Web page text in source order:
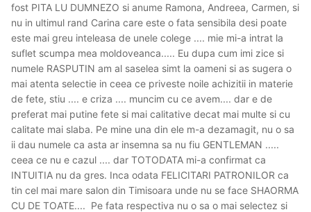
fost PITA LU DUMNEZO si anume Ramona, Andreea, Carmen, si
nu in ultimul rand Carina care este o fata sensibila desi poate
este mai greu inteleasa de unele colege .... mie mi-a intrat la
suflet scumpa mea moldoveanca..... Eu dupa cum imi zice si
numele RASPUTIN am al saselea simt la oameni si as sugera o
mai atenta selectie in ceea ce priveste noile achizitii in materie
de fete, stiu .... e criza .... muncim cu ce avem.... dar e de
preferat mai putine fete si mai calitative decat mai multe si cu
calitate mai slaba. Pe mine una din ele m-a dezamagit, nu o sa
ii dau numele ca asta ar insemna sa nu fiu GENTLEMAN .....
ceea ce nu e cazul .... dar TOTODATA mi-a confirmat ca
INTUITIA nu da gres. Inca odata FELICITARI PATRONILOR ca
tin cel mai mare salon din Timisoara unde nu se face SHAORMA
CU DE TOATE.... Pe fata respectiva nu o sa o mai selectez si